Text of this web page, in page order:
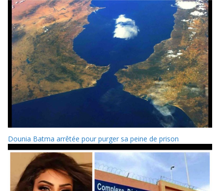
Dounia Batma arrêtée pour purger sa peine de prison